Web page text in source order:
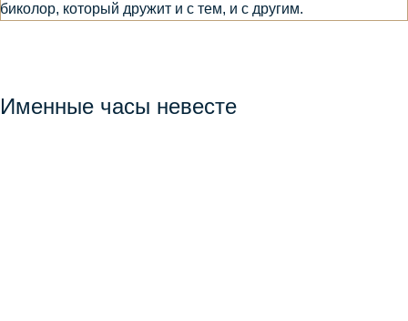
биколор, который дружит и с тем, и с другим.
Именные часы невесте